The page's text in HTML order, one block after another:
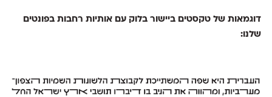
דוגמאות של טקסטים ביישור בלוק עם אותיות רחבות בפונטים
שלנו: